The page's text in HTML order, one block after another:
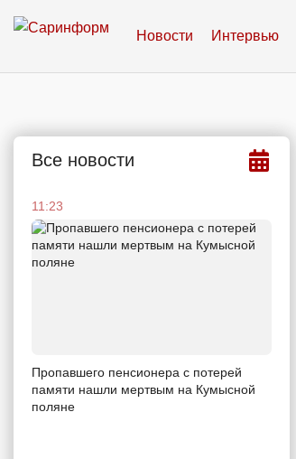
Новости Интервью
Все новости
11:23
Пропавшего пенсионера с потерей
памяти нашли мертвым на Кумысной
поляне